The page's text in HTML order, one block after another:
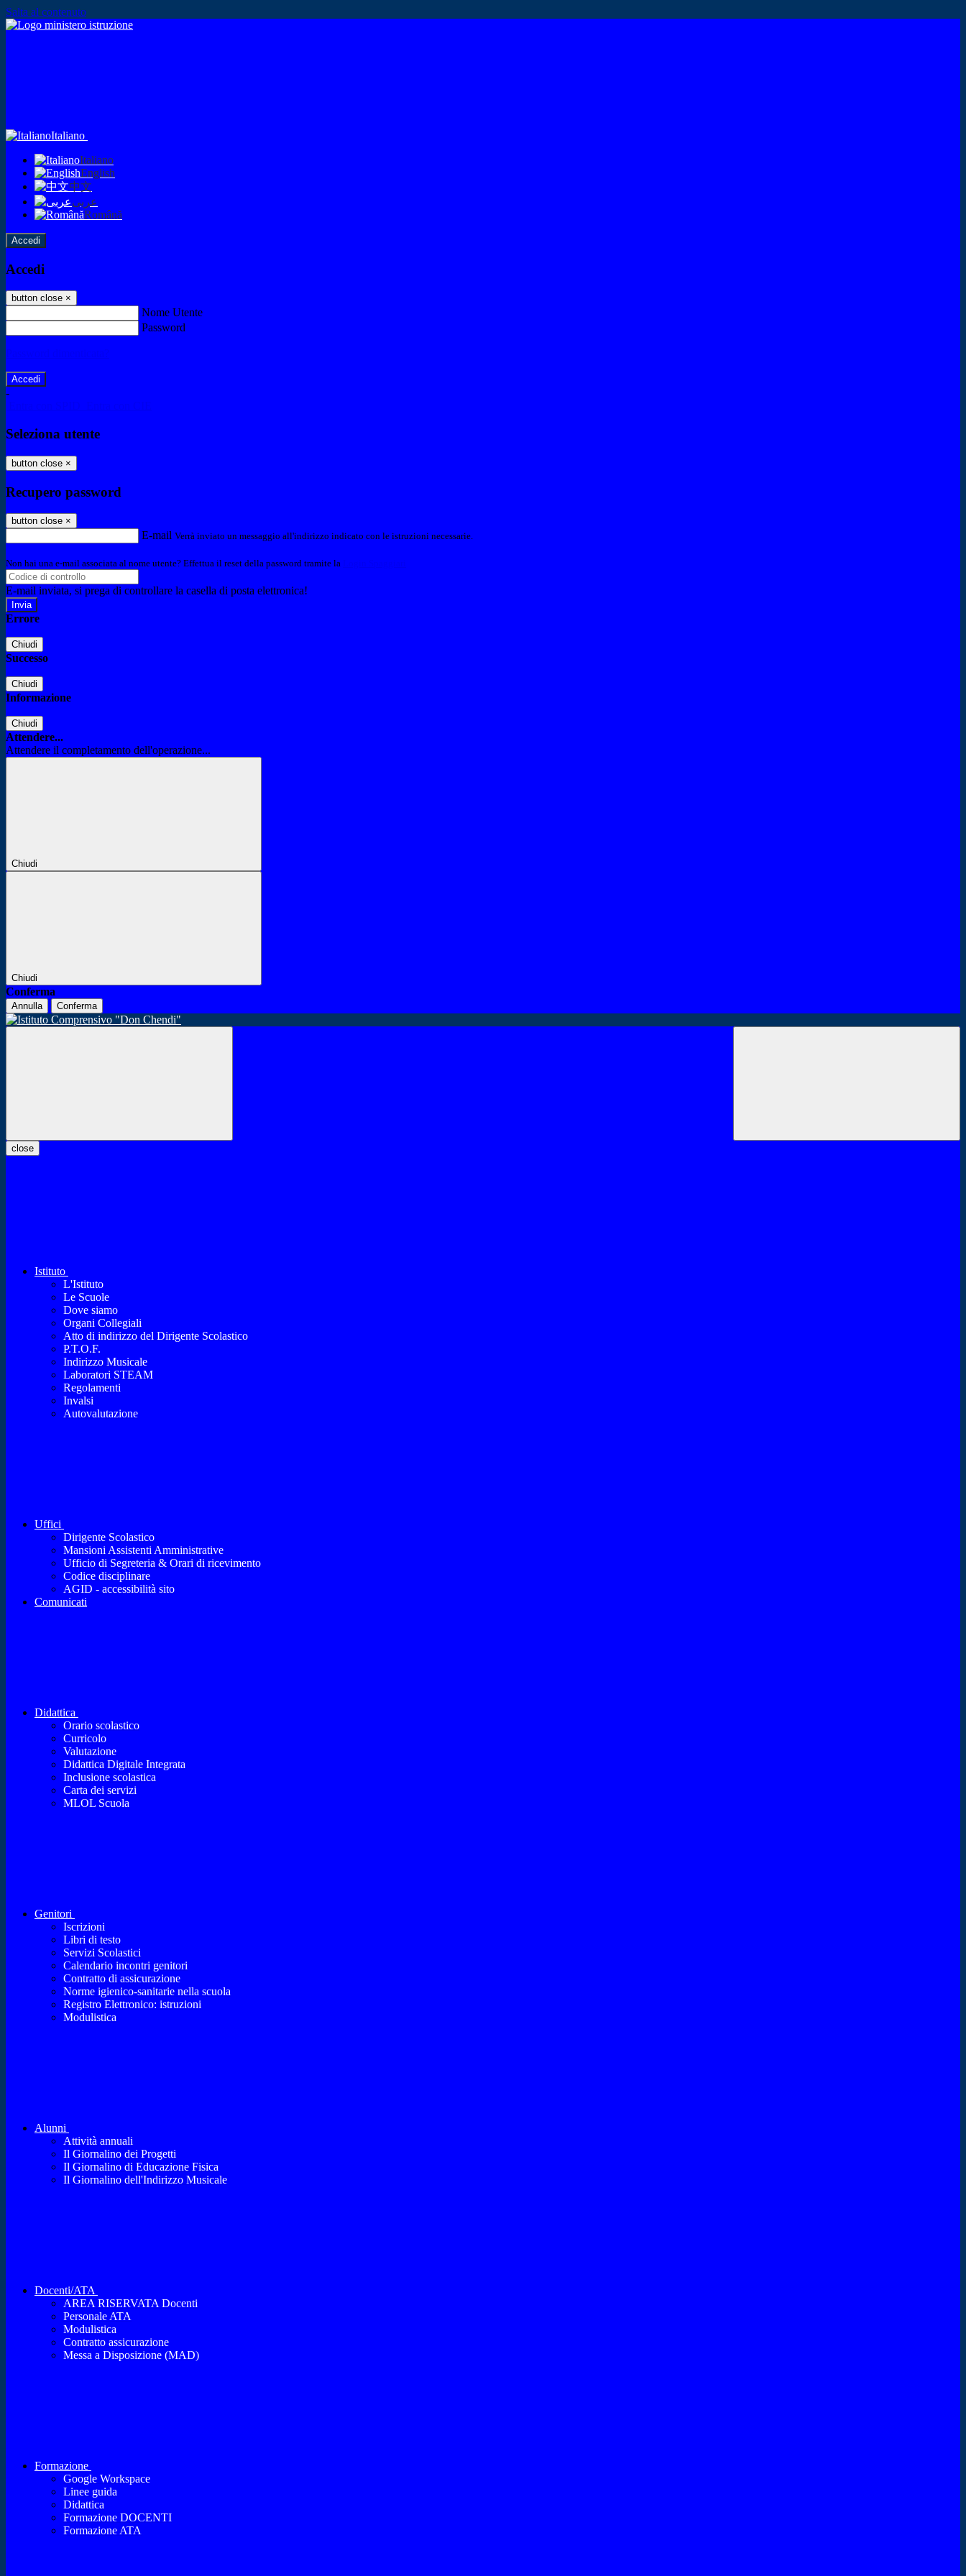
Salta al contenuto
Italiano
Italiano
English
中文
عربى
Română
Accedi
Accedi
button close ×
Nome Utente
Password
-
Seleziona utente
button close ×
Recupero password
button close ×
E-mail Verrà inviato un messaggio all'indirizzo indicato con le istruzioni necessarie.
Non hai una e-mail associata al nome utente? Effettua il reset della password tramite la
E-mail inviata, si prega di controllare la casella di posta elettronica!
Errore
Chiudi
Successo
Chiudi
Informazione
Chiudi
Attendere...
Attendere il completamento dell'operazione...
Chiudi
Chiudi
Conferma
Annulla Conferma
close
Istituto
L'Istituto
Le Scuole
Dove siamo
Organi Collegiali
Atto di indirizzo del Dirigente Scolastico
P.T.O.F.
Indirizzo Musicale
Laboratori STEAM
Regolamenti
Invalsi
Autovalutazione
Uffici
Dirigente Scolastico
Mansioni Assistenti Amministrative
Ufficio di Segreteria & Orari di ricevimento
Codice disciplinare
AGID - accessibilità sito
Comunicati
Didattica
Orario scolastico
Curricolo
Valutazione
Didattica Digitale Integrata
Inclusione scolastica
Carta dei servizi
MLOL Scuola
Genitori
Iscrizioni
Libri di testo
Servizi Scolastici
Calendario incontri genitori
Contratto di assicurazione
Norme igienico-sanitarie nella scuola
Registro Elettronico: istruzioni
Modulistica
Alunni
Attività annuali
Il Giornalino dei Progetti
Il Giornalino di Educazione Fisica
Il Giornalino dell'Indirizzo Musicale
Docenti/ATA
AREA RISERVATA Docenti
Personale ATA
Modulistica
Contratto assicurazione
Messa a Disposizione (MAD)
Formazione
Google Workspace
Linee guida
Didattica
Formazione DOCENTI
Formazione ATA